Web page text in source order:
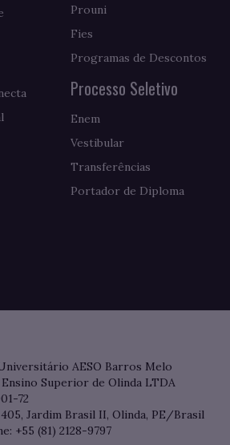
Prouni
Fies
Programas de Descontos
Processo Seletivo
Enem
Vestibular
Transferências
Portador de Diploma
AESO Barros Melo
Ensino Superior de Olinda LTDA
72
Jardim Brasil II, Olinda, PE/Brasil
+55 (81) 2128-9797